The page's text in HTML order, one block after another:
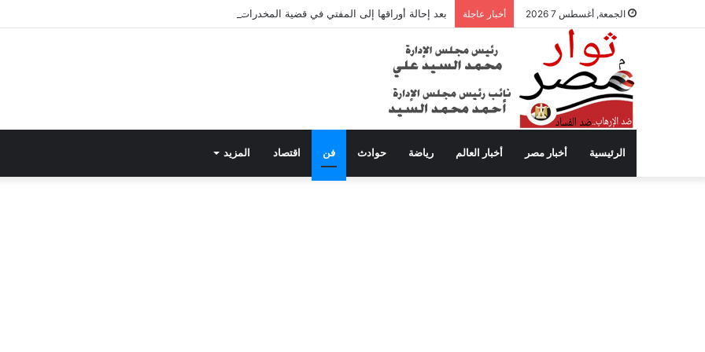
الجمعة, أغسطس 7 2026 أخبار عاجلة بعد إحالة أوراقها إلى المفتي في قضية المخدرات الكبرى.. من هي سارة خليفة؟
الرئيسية أخبار مصر أخبار العالم رياضة حوادث فن اقتصاد المزيد